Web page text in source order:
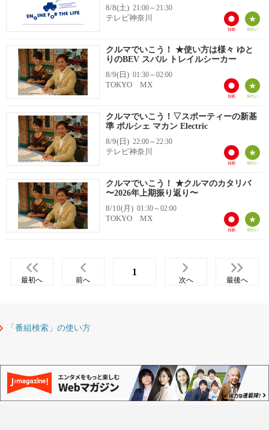
8/8(土) 21:00～21:30
テレビ神奈川
クルマでいこう！ ★使い方は様々 ゆと
りのBEV スバル トレイルシーカー
8/9(日) 01:30～02:00
TOKYO MX
クルマでいこう！▽スポーティーの新基
準 ポルシェ マカン Electric
8/9(日) 22:00～22:30
テレビ神奈川
クルマでいこう！ ★クルマのカタリバ
〜2026年上期振り返り〜
8/10(月) 01:30～02:00
TOKYO MX
最初へ 前へ
1
次へ 最後へ
「番組検索」の使い方